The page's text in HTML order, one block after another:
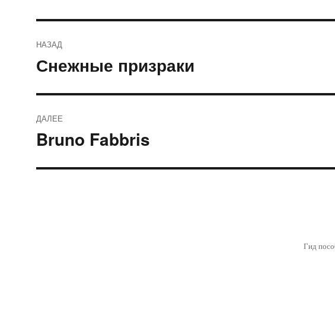
по
НАЗАД
Предыдущая
Снежные призраки
ДАЛЕЕ
Следующая
Bruno Fabbris
Гид